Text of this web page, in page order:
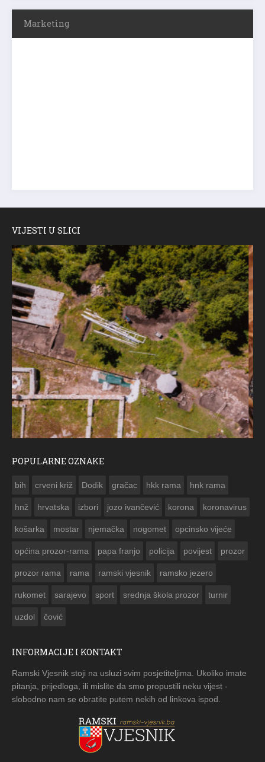
Marketing
VIJESTI U SLICI
POPULARNE OZNAKE
bih crveni križ Dodik gračac hkk rama hnk rama
hnž hrvatska izbori jozo ivančević korona koronavirus
košarka mostar njemačka nogomet opcinsko vijeće
općina prozor-rama papa franjo policija povijest prozor
prozor rama rama ramski vjesnik ramsko jezero
rukomet sarajevo sport srednja škola prozor turnir
uzdol čović
INFORMACIJE I KONTAKT
Ramski Vjesnik stoji na usluzi svim posjetiteljima. Ukoliko imate
pitanja, prijedloga, ili mislite da smo propustili neku vijest -
slobodno nam se obratite putem nekih od linkova ispod.